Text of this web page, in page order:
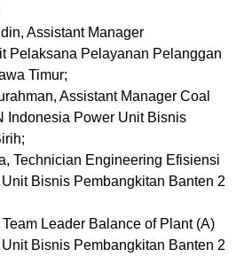
Assistant Manager
Pelaksana Pelayanan Pelanggan
Timur;
Assistant Manager Coal
Indonesia Power Unit Bisnis
Technician Engineering Efisiensi
Bisnis Pembangkitan Banten 2
Leader Balance of Plant (A)
Bisnis Pembangkitan Banten 2